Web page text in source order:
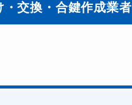
交換・合鍵作成業者